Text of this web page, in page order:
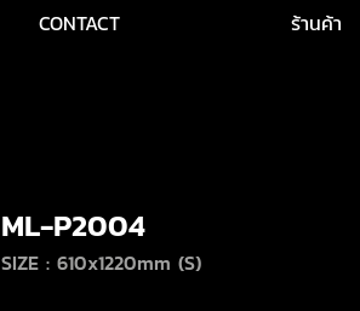
CONTACT ร้านค้า
ML-P2004
SIZE : 610x1220mm (S)